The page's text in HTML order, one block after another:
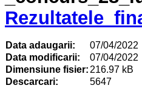
Data adaugarii:
07/04/2022
Data modificarii:
07/04/2022
Dimensiune fisier:216.97 kB
Descarcari:
5647